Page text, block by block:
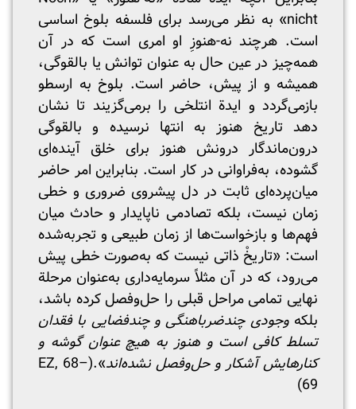
nicht» به نظر می‌رسد برای فلسفه بلوخ اساسی
است. هرچند نه-هنوزِ او امری است که در آن
همه‌چیز در عین حال به عنوان توانش یا بالقوگی،
همیشه و از پیش، حاضر است. بلوخ به ارسطو
بازمی‌گردد و ایدة انتلخی را برمی‌گزیند تا نشان
دهد تاریخ هنوز به انتها نرسیده و بالقوگی
درون‌ماندگار درونش هنوز برای خلق آینده‌ای
گشوده، به‌فراوانی در کار است. بنابراین امر حاضر
میان‌پرده‌ای ثابت در دل پیشروی ضروری و خطی
زمان نیست، بلکه تصادمی ناپایدار و حادث میان
فهم‌ها و بازخواست‌ها از زمان طبیعی و تجربه‌شده
است: «تاریخْ ذاتی نیست که به‌صورت خطی پیش
می‌رود، که در آن مثلاً سرمایه‌داری به‌عنوان مرحلة
نهایی تمامی مراحل قبلی را حل‌وفصل کرده باشد،
بلکهوجودی چندضرباهنگی و چندفضایی با فقدان
تسلط کافی است و هنوز به هیچ عنوان گوشه و
کنارهایش آشکار و حل‌وفصل نشده‌اند
».(EZ, 68–
69)